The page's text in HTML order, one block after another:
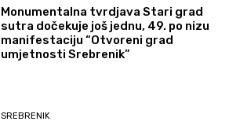
Monumentalna tvrdjava Stari grad
sutra dočekuje još jednu, 49. po nizu
manifestaciju “Otvoreni grad
umjetnosti Srebrenik”
SREBRENIK